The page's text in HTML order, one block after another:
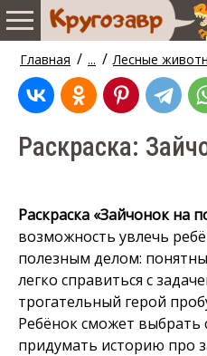
Главная / ... / Лесные
Раскраска:
Раскраска «Зайчонок на
возможность увлечь
полезным делом:
легко справиться с
трогательный герой
Ребёнок сможет выбрать
придумать историю про